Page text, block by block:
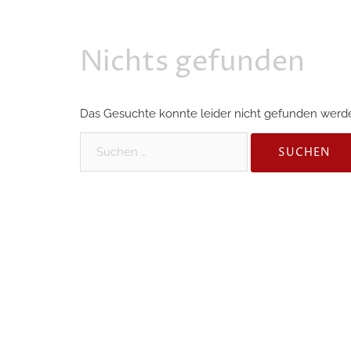
Nichts gefunden
Das Gesuchte konnte leider nicht gefunden